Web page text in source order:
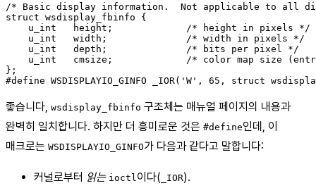
/* Basic display information.  Not applicable to all
struct wsdisplay_fbinfo {
    u_int   height;             /* height in pixels */
    u_int   width;              /* width in pixels */
    u_int   depth;              /* bits per pixel */
u_int   cmsize;             /* color map size
};
좋습니다, wsdisplay_fbinfo 구조체는 매뉴얼 페이지의 내용과
완벽히 일치합니다. 하지만 더 흥미로운 것은 #define인데, 이
매크로는 WSDISPLAYIO_GINFO가 다음과 같다고 말합니다:
커널로부터 읽는 ioctl 이다( _IOR).